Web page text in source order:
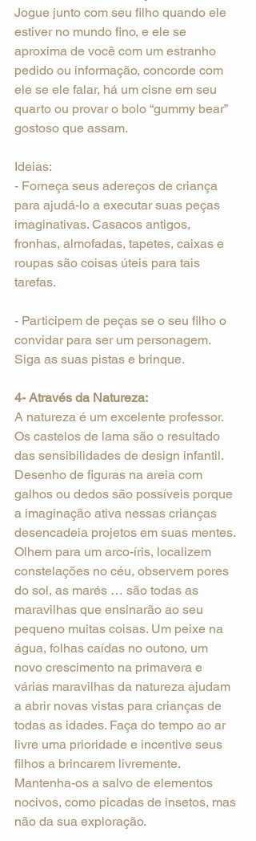
Jogue junto com seu filho quando ele
estiver no mundo fino, e ele se
aproxima de você com um estranho
pedido ou informação, concorde com
ele se ele falar, há um cisne em seu
quarto ou provar o bolo “gummy bear”
gostoso que assam.
Ideias:
- Forneça seus adereços de criança
para ajudá-lo a executar suas peças
imaginativas. Casacos antigos,
fronhas, almofadas, tapetes, caixas e
roupas são coisas úteis para tais
tarefas.
- Participem de peças se o seu filho o
convidar para ser um personagem.
Siga as suas pistas e brinque.
4- Através da Natureza:
A natureza é um excelente professor.
Os castelos de lama são o resultado
das sensibilidades de design infantil.
Desenho de figuras na areia com
galhos ou dedos são possíveis porque
a imaginação ativa nessas crianças
desencadeia projetos em suas mentes.
Olhem para um arco-íris, localizem
constelações no céu, observem pores
do sol, as marés … são todas as
maravilhas que ensinarão ao seu
pequeno muitas coisas. Um peixe na
água, folhas caídas no outono, um
novo crescimento na primavera e
várias maravilhas da natureza ajudam
a abrir novas vistas para crianças de
todas as idades. Faça do tempo ao ar
livre uma prioridade e incentive seus
filhos a brincarem livremente.
Mantenha-os a salvo de elementos
nocivos, como picadas de insetos, mas
não da sua exploração.